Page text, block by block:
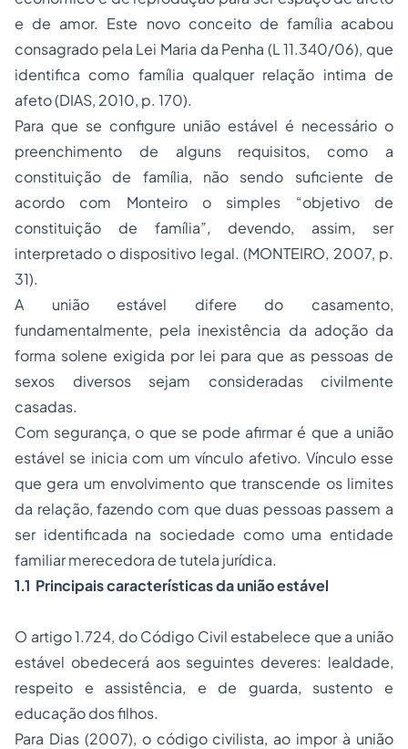
e de amor. Este novo conceito de família acabou
consagrado pela Lei Maria da Penha (L 11.340/06), que
identifica como família qualquer relação intima de
afeto (DIAS, 2010, p. 170).
Para que se configure união estável é necessário o
preenchimento de alguns requisitos, como a
constituição de família, não sendo suficiente de
acordo com Monteiro o simples “objetivo de
constituição de família”, devendo, assim, ser
interpretado o dispositivo legal. (MONTEIRO, 2007, p.
31).
A união estável difere do casamento,
fundamentalmente, pela inexistência da adoção da
forma solene exigida por lei para que as pessoas de
sexos diversos sejam consideradas civilmente
casadas.
Com segurança, o que se pode afirmar é que a união
estável se inicia com um vínculo afetivo. Vínculo esse
que gera um envolvimento que transcende os limites
da relação, fazendo com que duas pessoas passem a
ser identificada na sociedade como uma entidade
familiar merecedora de tutela jurídica.
1.1 Principais características da união estável
O artigo 1.724, do Código Civil estabelece que a união
estável obedecerá aos seguintes deveres: lealdade,
respeito e assistência, e de guarda, sustento e
educação dos filhos.
Para Dias (2007), o código civilista, ao impor à união